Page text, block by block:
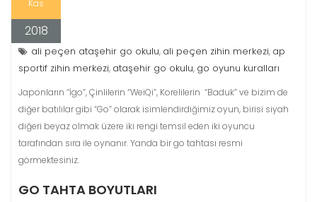
Kas
2018
ali peçen ataşehir go okulu, ali peçen zihin merkezi, ap
sportif zihin merkezi, ataşehir go okulu, go oyunu kuralları
Japonların “İgo”, Çinlilerin “WeiQi”, Korelilerin “Baduk” ve bizim de
diğer batılılar gibi “Go” olarak isimlendirdiğimiz oyun, birisi siyah
diğeri beyaz olmak üzere iki rengi temsil eden iki oyuncu
tarafından sıra ile oynanır. Yanda bir go tahtası resmi
görmektesiniz.
GO TAHTA BOYUTLARI